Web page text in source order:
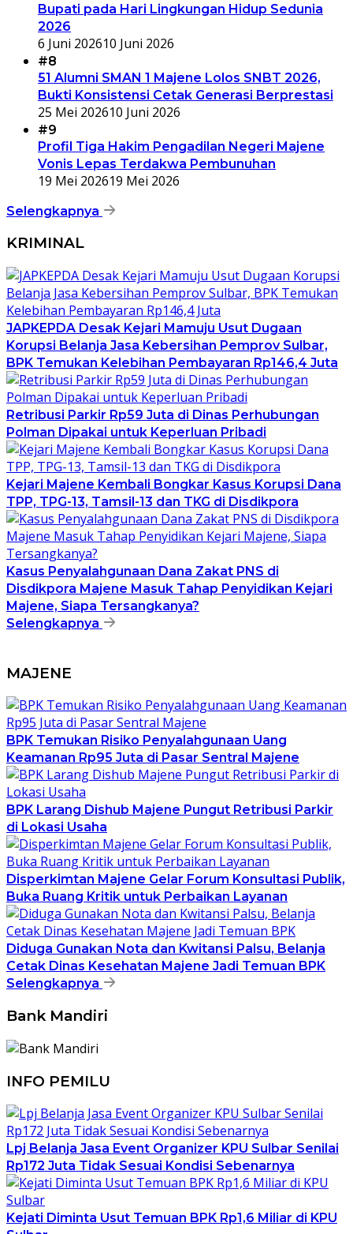
Bupati pada Hari Lingkungan Hidup Sedunia
2026
6 Juni 202610 Juni 2026
#8
51 Alumni SMAN 1 Majene Lolos SNBT 2026,
Bukti Konsistensi Cetak Generasi Berprestasi
25 Mei 202610 Juni 2026
#9
Profil Tiga Hakim Pengadilan Negeri Majene
Vonis Lepas Terdakwa Pembunuhan
19 Mei 202619 Mei 2026
Selengkapnya
KRIMINAL
JAPKEPDA Desak Kejari Mamuju Usut Dugaan
Korupsi Belanja Jasa Kebersihan Pemprov Sulbar,
BPK Temukan Kelebihan Pembayaran Rp146,4 Juta
Retribusi Parkir Rp59 Juta di Dinas Perhubungan
Polman Dipakai untuk Keperluan Pribadi
Kejari Majene Kembali Bongkar Kasus Korupsi Dana
TPP, TPG-13, Tamsil-13 dan TKG di Disdikpora
Kasus Penyalahgunaan Dana Zakat PNS di
Disdikpora Majene Masuk Tahap Penyidikan Kejari
Majene, Siapa Tersangkanya?
Selengkapnya
MAJENE
BPK Temukan Risiko Penyalahgunaan Uang
Keamanan Rp95 Juta di Pasar Sentral Majene
BPK Larang Dishub Majene Pungut Retribusi Parkir
di Lokasi Usaha
Disperkimtan Majene Gelar Forum Konsultasi Publik,
Buka Ruang Kritik untuk Perbaikan Layanan
Diduga Gunakan Nota dan Kwitansi Palsu, Belanja
Cetak Dinas Kesehatan Majene Jadi Temuan BPK
Selengkapnya
Bank Mandiri
INFO PEMILU
Lpj Belanja Jasa Event Organizer KPU Sulbar Senilai
Rp172 Juta Tidak Sesuai Kondisi Sebenarnya
Kejati Diminta Usut Temuan BPK Rp1,6 Miliar di KPU